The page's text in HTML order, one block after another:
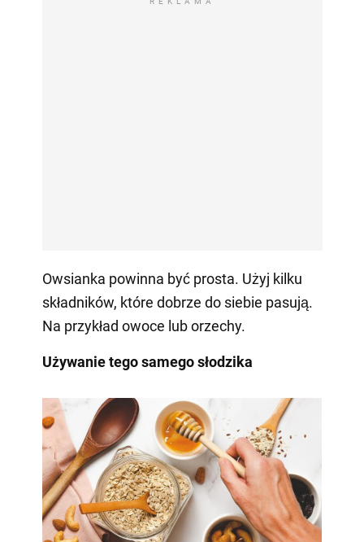
Owsianka powinna być prosta. Użyj kilku
składników, które dobrze do siebie pasują.
Na przykład owoce lub orzechy.
Używanie tego samego słodzika